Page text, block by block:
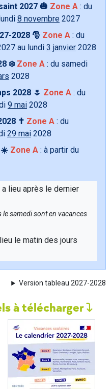
2027 🎃 Zone A : du
8 novembre 2027
2028 🎅 Zone A : du
au lundi 3 janvier 2028
❄️ Zone A : du samedi
2028
2028 🌷 Zone A : du
9 mai 2028
✝️ Zone A : du
29 mai 2028
☀️ Zone A : à partir du
a lieu après le dernier
le samedi sont en vacances
le matin des jours
Version tableau 2027-2028
à télécharger